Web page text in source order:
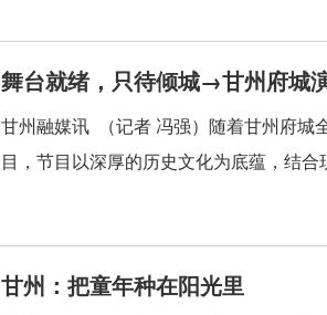
舞台就绪，只待倾城→甘州府城
甘州融媒讯 （记者 冯强）随着甘州府城
目，节目以深厚的历史文化为底蕴，结
甘州：把童年种在阳光里